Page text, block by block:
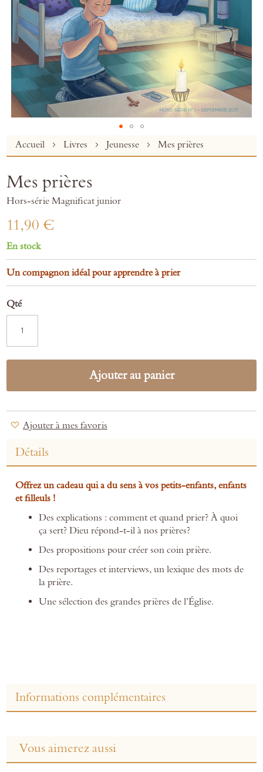
Accueil Livres Jeunesse Mes prières
Skip
to
beginning
the
images
gallery
Mes prières
Hors-série Magnificat junior
11,90 €
En stock
Un compagnon idéal pour apprendre à prier
Qté
Ajouter au panier
Ajouter à mes favoris
Détails
Offrez un cadeau qui a du sens à vos petits-enfants, enfants
et filleuls !
Des explications : comment et quand prier? À quoi
ça sert? Dieu répond-t-il à nos prières?
Des propositions pour créer son coin prière.
Des reportages et interviews, un lexique des mots de
la prière.
Une sélection des grandes prières de l’Église.
Informations complémentaires
Vous aimerez aussi